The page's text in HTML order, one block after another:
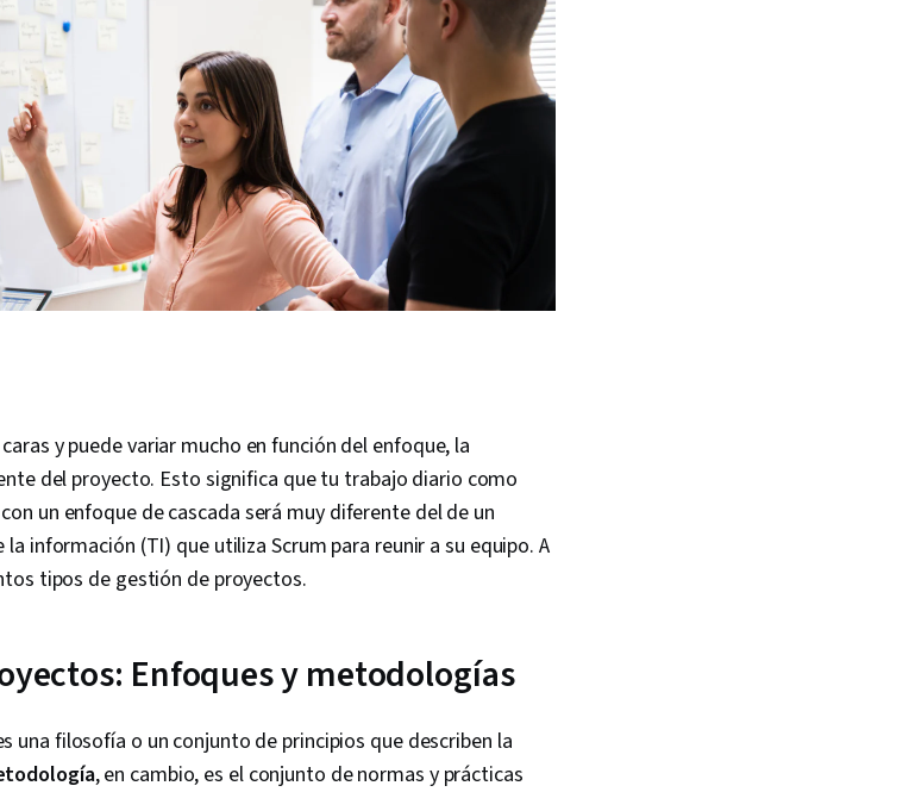
y puede variar mucho en función del enfoque, la
del proyecto. Esto significa que tu trabajo diario como
un enfoque de cascada será muy diferente del de un
información (TI) que utiliza Scrum para reunir a su equipo. A
tipos de gestión de proyectos.
Enfoques y metodologías
una filosofía o un conjunto de principios que describen la
, en cambio, es el conjunto de normas y prácticas